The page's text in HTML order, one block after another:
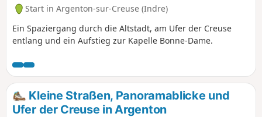
Start in Argenton-sur-Creuse (Indre)
Ein Spaziergang durch die Altstadt, am Ufer der Creuse
entlang und ein Aufstieg zur Kapelle Bonne-Dame.
Kleine Straßen, Panoramablicke und
Ufer der Creuse in Argenton